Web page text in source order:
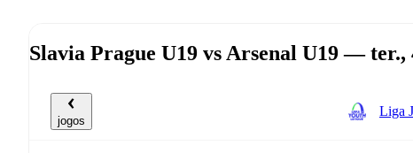
Slavia Prague U19 vs Arsenal U19 — ter.,
jogos
Liga